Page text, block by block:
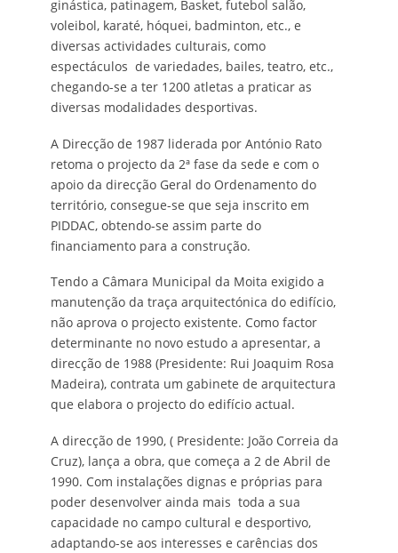
ginástica, patinagem, Basket, futebol salão,
voleibol, karaté, hóquei, badminton, etc., e
diversas actividades culturais, como
espectáculos de variedades, bailes, teatro, etc.,
chegando-se a ter 1200 atletas a praticar as
diversas modalidades desportivas.
A Direcção de 1987 liderada por António Rato
retoma o projecto da 2ª fase da sede e com o
apoio da direcção Geral do Ordenamento do
território, consegue-se que seja inscrito em
PIDDAC, obtendo-se assim parte do
financiamento para a construção.
Tendo a Câmara Municipal da Moita exigido a
manutenção da traça arquitectónica do edifício,
não aprova o projecto existente. Como factor
determinante no novo estudo a apresentar, a
direcção de 1988 (Presidente: Rui Joaquim Rosa
Madeira), contrata um gabinete de arquitectura
que elabora o projecto do edifício actual.
A direcção de 1990, ( Presidente: João Correia da
Cruz), lança a obra, que começa a 2 de Abril de
1990. Com instalações dignas e próprias para
poder desenvolver ainda mais toda a sua
capacidade no campo cultural e desportivo,
adaptando-se aos interesses e carências dos